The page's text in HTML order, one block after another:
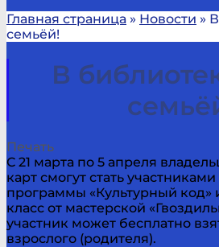
Главная страница » Новости »
семьёй!
В
Печать
С 21 марта по 5 апреля
карт смогут стать
программы «Культурный код»
класс от мастерской
участник может бесплатно
взрослого (родителя).